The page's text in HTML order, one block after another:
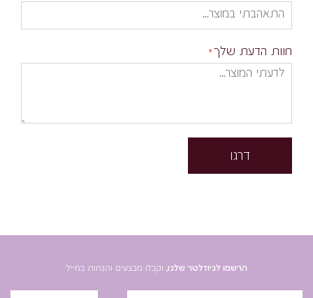
חוות הדעת שלך
דרגו
הרשמו לניוזלטר שלנו, וקבלו מבצעים והנחות במייל